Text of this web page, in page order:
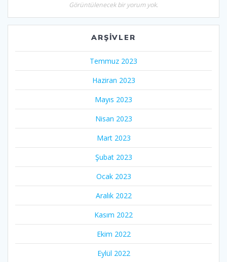
Görüntülenecek bir yorum yok.
ARŞIVLER
Temmuz 2023
Haziran 2023
Mayıs 2023
Nisan 2023
Mart 2023
Şubat 2023
Ocak 2023
Aralık 2022
Kasım 2022
Ekim 2022
Eylül 2022